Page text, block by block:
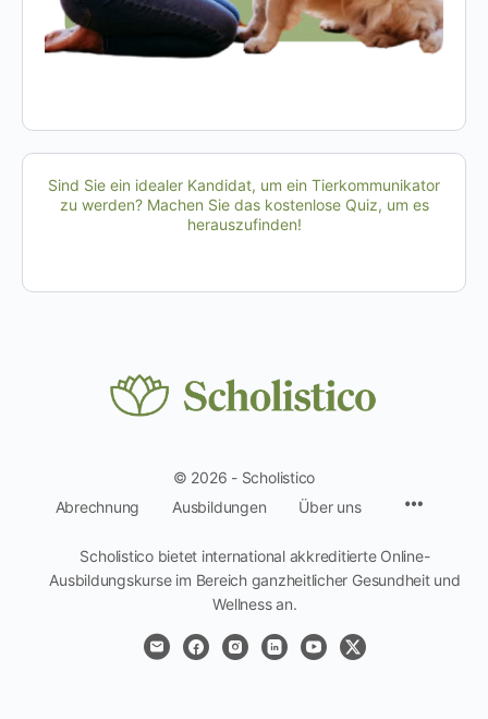
Sind Sie ein idealer Kandidat, um ein Tierkommunikator
zu werden? Machen Sie das kostenlose Quiz, um es
herauszufinden!
© 2026 - Scholistico
Abrechnung
Ausbildungen Über uns
Scholistico bietet international akkreditierte Online-
Ausbildungskurse im Bereich ganzheitlicher Gesundheit und
Wellness an.